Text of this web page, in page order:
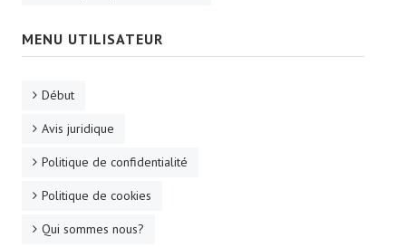
MENU UTILISATEUR
Début
Avis juridique
Politique de confidentialité
Politique de cookies
Qui sommes nous?